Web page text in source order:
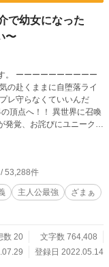
で幼女になった
〜
ー
発覚、お詫びにユニークス
域へ昇格していた！！
り上が……らない！？
な事なら怠
突に発想
にした下さい。 この
え！
53,288件
主人公最強
ざまぁ
数 20
文字数 764,408
登録日 2022.05.14